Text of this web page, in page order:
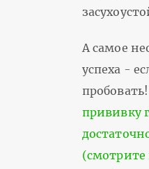
А самое
успеха -
прививку
(смотрите